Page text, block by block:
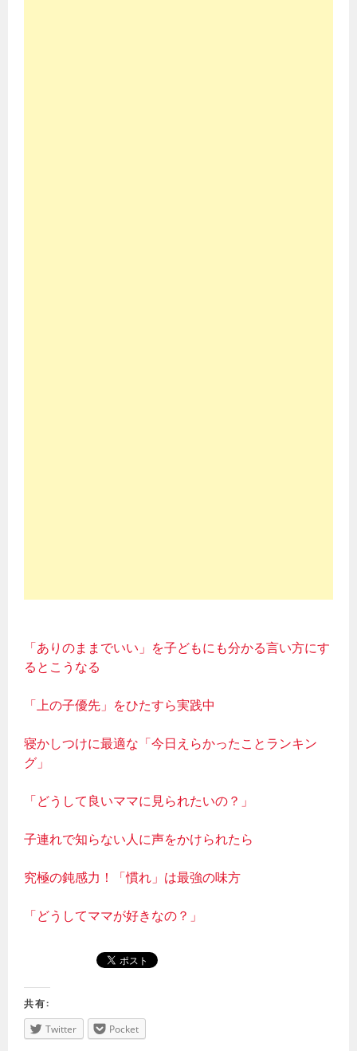
「ありのままでいい」を子どもにも分かる言い方にす
るとこうなる
「上の子優先」をひたすら実践中
寝かしつけに最適な「今日えらかったことランキン
グ」
「どうして良いママに見られたいの？」
子連れで知らない人に声をかけられたら
究極の鈍感力！「慣れ」は最強の味方
「どうしてママが好きなの？」
共有:
Twitter
Pocket